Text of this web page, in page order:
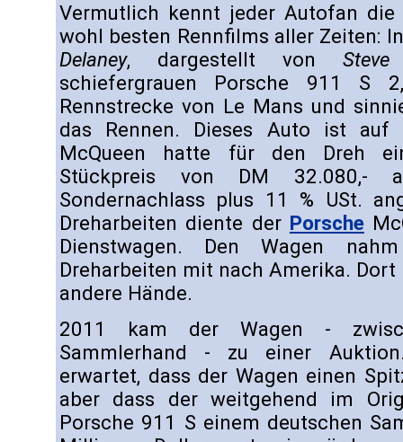
Vermutlich kennt jeder Autofan die
wohl besten Rennfilms aller Zeiten:
Delaney, dargestellt von Steve
schiefergrauen Porsche 911 S
Rennstrecke von Le Mans und
das Rennen. Dieses Auto ist auf
McQueen hatte für den Dreh
Stückpreis von DM 32.080,-
Sondernachlass plus 11 % USt.
Dreharbeiten diente der Porsche
Dienstwagen. Den Wagen
Dreharbeiten mit nach Amerika.
andere Hände.
2011 kam der Wagen -
Sammlerhand - zu einer
erwartet, dass der Wagen einen
aber dass der weitgehend im
Porsche 911 S einem deutschen